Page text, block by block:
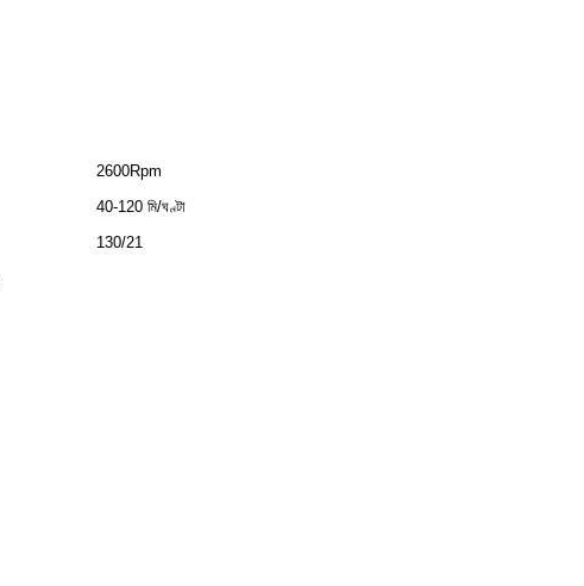
2600Rpm
40-120 মি/ঘণ্টা
130/21